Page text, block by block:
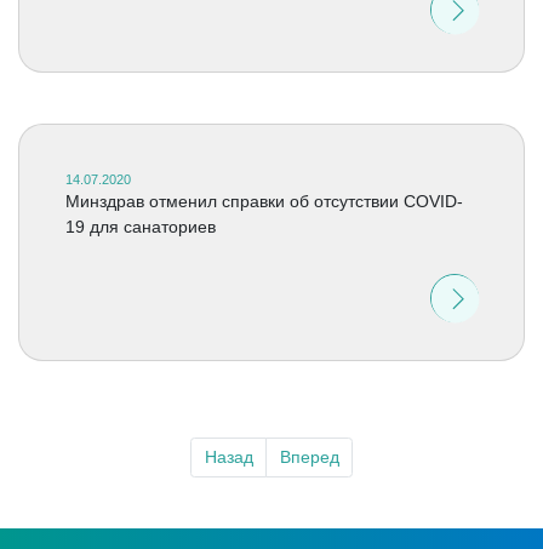
14.07.2020
Минздрав отменил справки об отсутствии COVID-
19 для санаториев
Назад Вперед